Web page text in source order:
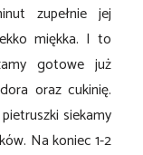
zupełnie jej
miękka. I to
gotowe już
oraz cukinię.
siekamy
Na koniec 1-2